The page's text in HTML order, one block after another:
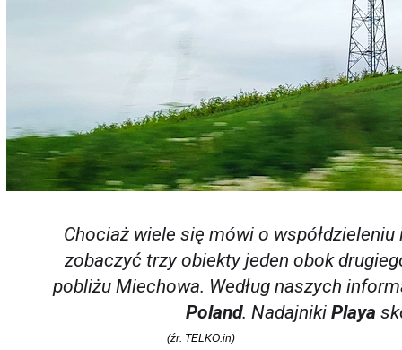
Chociaż wiele się mówi o
zobaczyć trzy obiekty jeden obok
pobliżu Miechowa. Według naszych
Poland. Nadajniki Playa
(źr. TELKO.in)